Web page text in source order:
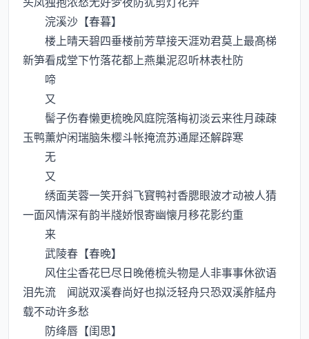
浣溪沙【春暮】
楼上晴天碧四垂楼前芳草接天涯劝君莫上最髙梯
新笋看成堂下竹落花都上燕巢泥忍听林表杜防
啼
又
髻子伤春懒更梳晚风庭院落梅初淡云来徃月疎疎
玉鸭薰炉闲瑞脑朱樱斗帐掩流苏通犀还解辟寒
无
又
绣面芙蓉一笑开斜飞寳鸭衬香腮眼波才动被人猜
一面风情深有韵半牋娇恨寄幽懐月移花影约重
来
武陵春【春晚】
风住尘香花巳尽日晚倦梳头物是人非事事休欲语
泪先流 闻説双溪春尚好也拟泛轻舟只恐双溪舴艋舟
载不动许多愁
防绛唇【闺思】